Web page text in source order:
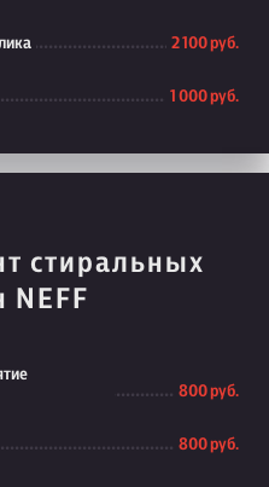
2 100 руб.
1 000 руб.
стиральных
800 руб.
800 руб.